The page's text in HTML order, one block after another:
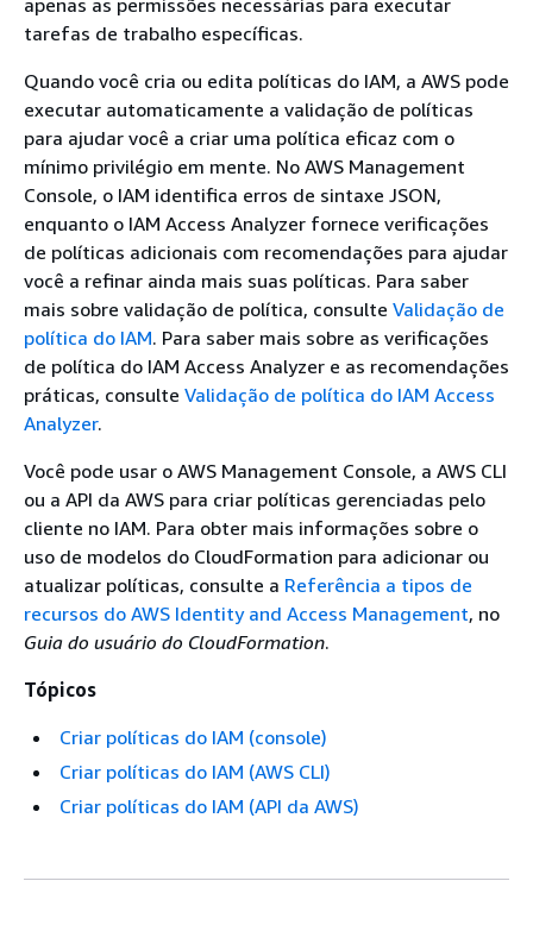
apenas as permissões necessárias para executar
tarefas de trabalho específicas.
Quando você cria ou edita políticas do IAM, a AWS pode
executar automaticamente a validação de políticas
para ajudar você a criar uma política eficaz com o
mínimo privilégio em mente. No AWS Management
Console, o IAM identifica erros de sintaxe JSON,
enquanto o IAM Access Analyzer fornece verificações
de políticas adicionais com recomendações para ajudar
você a refinar ainda mais suas políticas. Para saber
mais sobre validação de política, consulte Validação de
política do IAM. Para saber mais sobre as verificações
de política do IAM Access Analyzer e as recomendações
práticas, consulte Validação de política do IAM Access
Analyzer.
Você pode usar o AWS Management Console, a AWS CLI
ou a API da AWS para criar políticas gerenciadas pelo
cliente no IAM. Para obter mais informações sobre o
uso de modelos do CloudFormation para adicionar ou
atualizar políticas, consulte a Referência a tipos de
recursos do AWS Identity and Access Management, no
Guia do usuário do CloudFormation.
Tópicos
Criar políticas do IAM (console)
Criar políticas do IAM (AWS CLI)
Criar políticas do IAM (API da AWS)